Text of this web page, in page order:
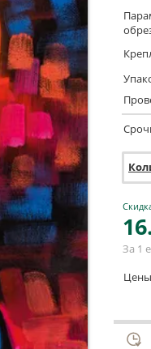
16
За 1
Цены